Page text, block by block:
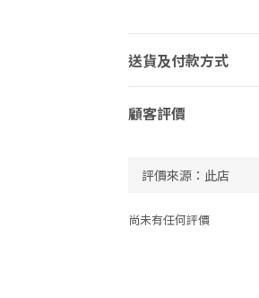
送貨及付款方式
顧客評價
尚未有任何評價